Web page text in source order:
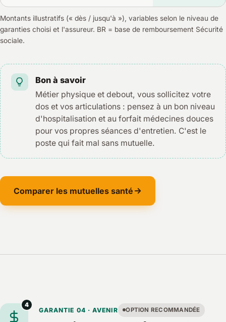
Montants illustratifs (« dès / jusqu'à »), variables selon le niveau de
garanties choisi et l'assureur. BR = base de remboursement Sécurité
sociale.
Bon à savoir
Métier physique et debout, vous sollicitez votre
dos et vos articulations : pensez à un bon niveau
d'hospitalisation et au forfait médecines douces
pour vos propres séances d'entretien. C'est le
poste qui fait mal sans mutuelle.
Comparer les mutuelles santé
4
GARANTIE 04 · AVENIR OPTION RECOMMANDÉE